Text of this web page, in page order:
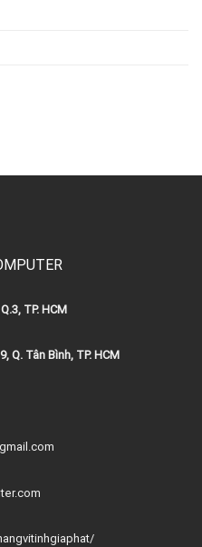
TP. HCM
Q. Tân Bình, TP. HCM